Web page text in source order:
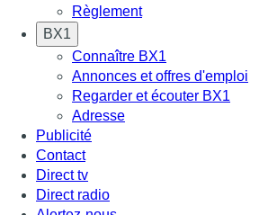
Règlement
BX1
Connaître BX1
Annonces et offres d'emploi
Regarder et écouter BX1
Adresse
Publicité
Contact
Direct tv
Direct radio